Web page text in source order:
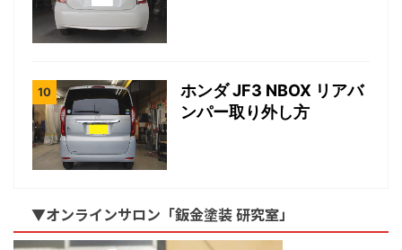
ホンダ JF3 NBOX リアバ
ンパー取り外し方
▼オンラインサロン「鈑金塗装 研究室」